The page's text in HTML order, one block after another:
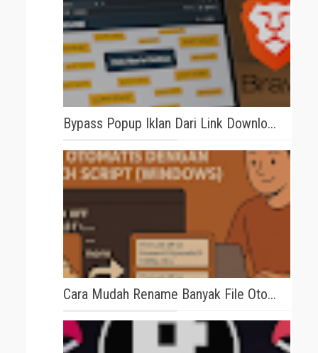
Bypass Popup Iklan Dari Link Downlo...
Cara Mudah Rename Banyak File Oto...